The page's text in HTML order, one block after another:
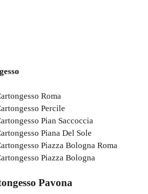
Roma
Percile
Pian Saccoccia
Piana Del Sole
Piazza Bologna Roma
Piazza Bologna
Pavona